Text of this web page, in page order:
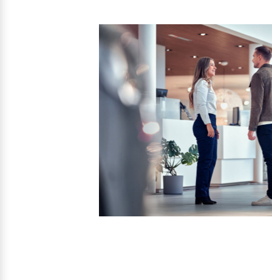
Mehr erfahren
Frühjahrscheck
Entdecken Sie unsere saisonalen
Mehr erfahren
Finanzierung & Leasing